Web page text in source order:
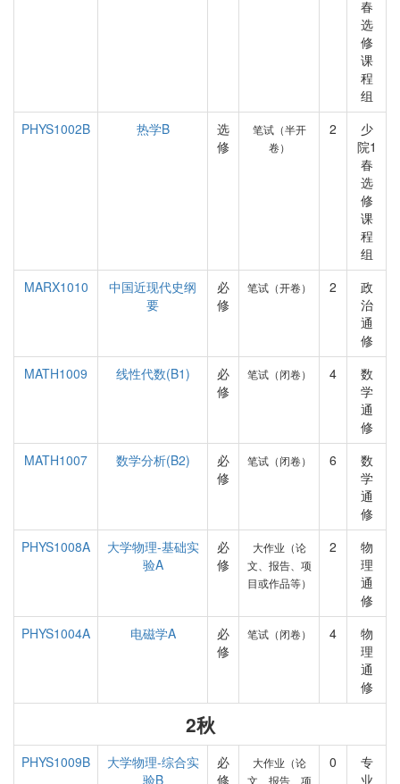
春
选
修
课
程
组
PHYS1002B
热学B
选
修
笔试（半开
卷）
2
少
院1
春
选
修
课
程
组
MARX1010
中国近现代史纲
要
必
修
笔试（开卷） 2
政
治
通
修
MATH1009
线性代数(B1)
必
修
笔试（闭卷） 4
数
学
通
修
MATH1007
数学分析(B2)
必
修
笔试（闭卷） 6
数
学
通
修
PHYS1008A
大学物理-基础实
验A
必
修
大作业（论
文、报告、项
目或作品等）
2
物
理
通
修
PHYS1004A
电磁学A
必
修
笔试（闭卷） 4
物
理
通
修
2秋
PHYS1009B
大学物理-综合实
验B
必
修
大作业（论
文、报告、项
0
专
业